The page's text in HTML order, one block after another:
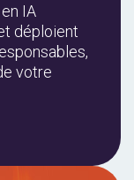
IA
déploient
votre